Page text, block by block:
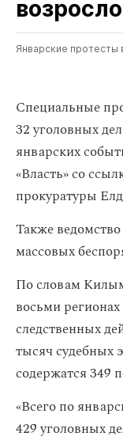
Январские протесты
Специальные
32 уголовных
январских
«Власть» со
прокуратуры
Также ведомство
массовых
По словам
восьми
следственных
тысяч судебных
содержатся 349
«Всего по
429 уголовных